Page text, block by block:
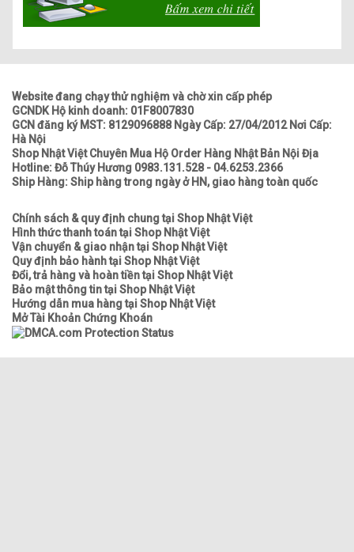
Website đang chạy thử nghiệm và chờ xin cấp phép
GCNDK Hộ kinh doanh: 01F8007830
GCN đăng ký MST: 8129096888 Ngày Cấp: 27/04/2012 Nơi Cấp:
Hà Nội
Shop Nhật Việt Chuyên Mua Hộ Order Hàng Nhật Bản Nội Địa
Hotline: Đỗ Thúy Hương 0983.131.528 - 04.6253.2366
Ship Hàng: Ship hàng trong ngày ở HN, giao hàng toàn quốc
Chính sách & quy định chung tại Shop Nhật Việt
Hình thức thanh toán tại Shop Nhật Việt
Vận chuyển & giao nhận tại Shop Nhật Việt
Quy định bảo hành tại Shop Nhật Việt
Đổi, trả hàng và hoàn tiền tại Shop Nhật Việt
Bảo mật thông tin tại Shop Nhật Việt
Hướng dẫn mua hàng tại Shop Nhật Việt
Mở Tài Khoản Chứng Khoán